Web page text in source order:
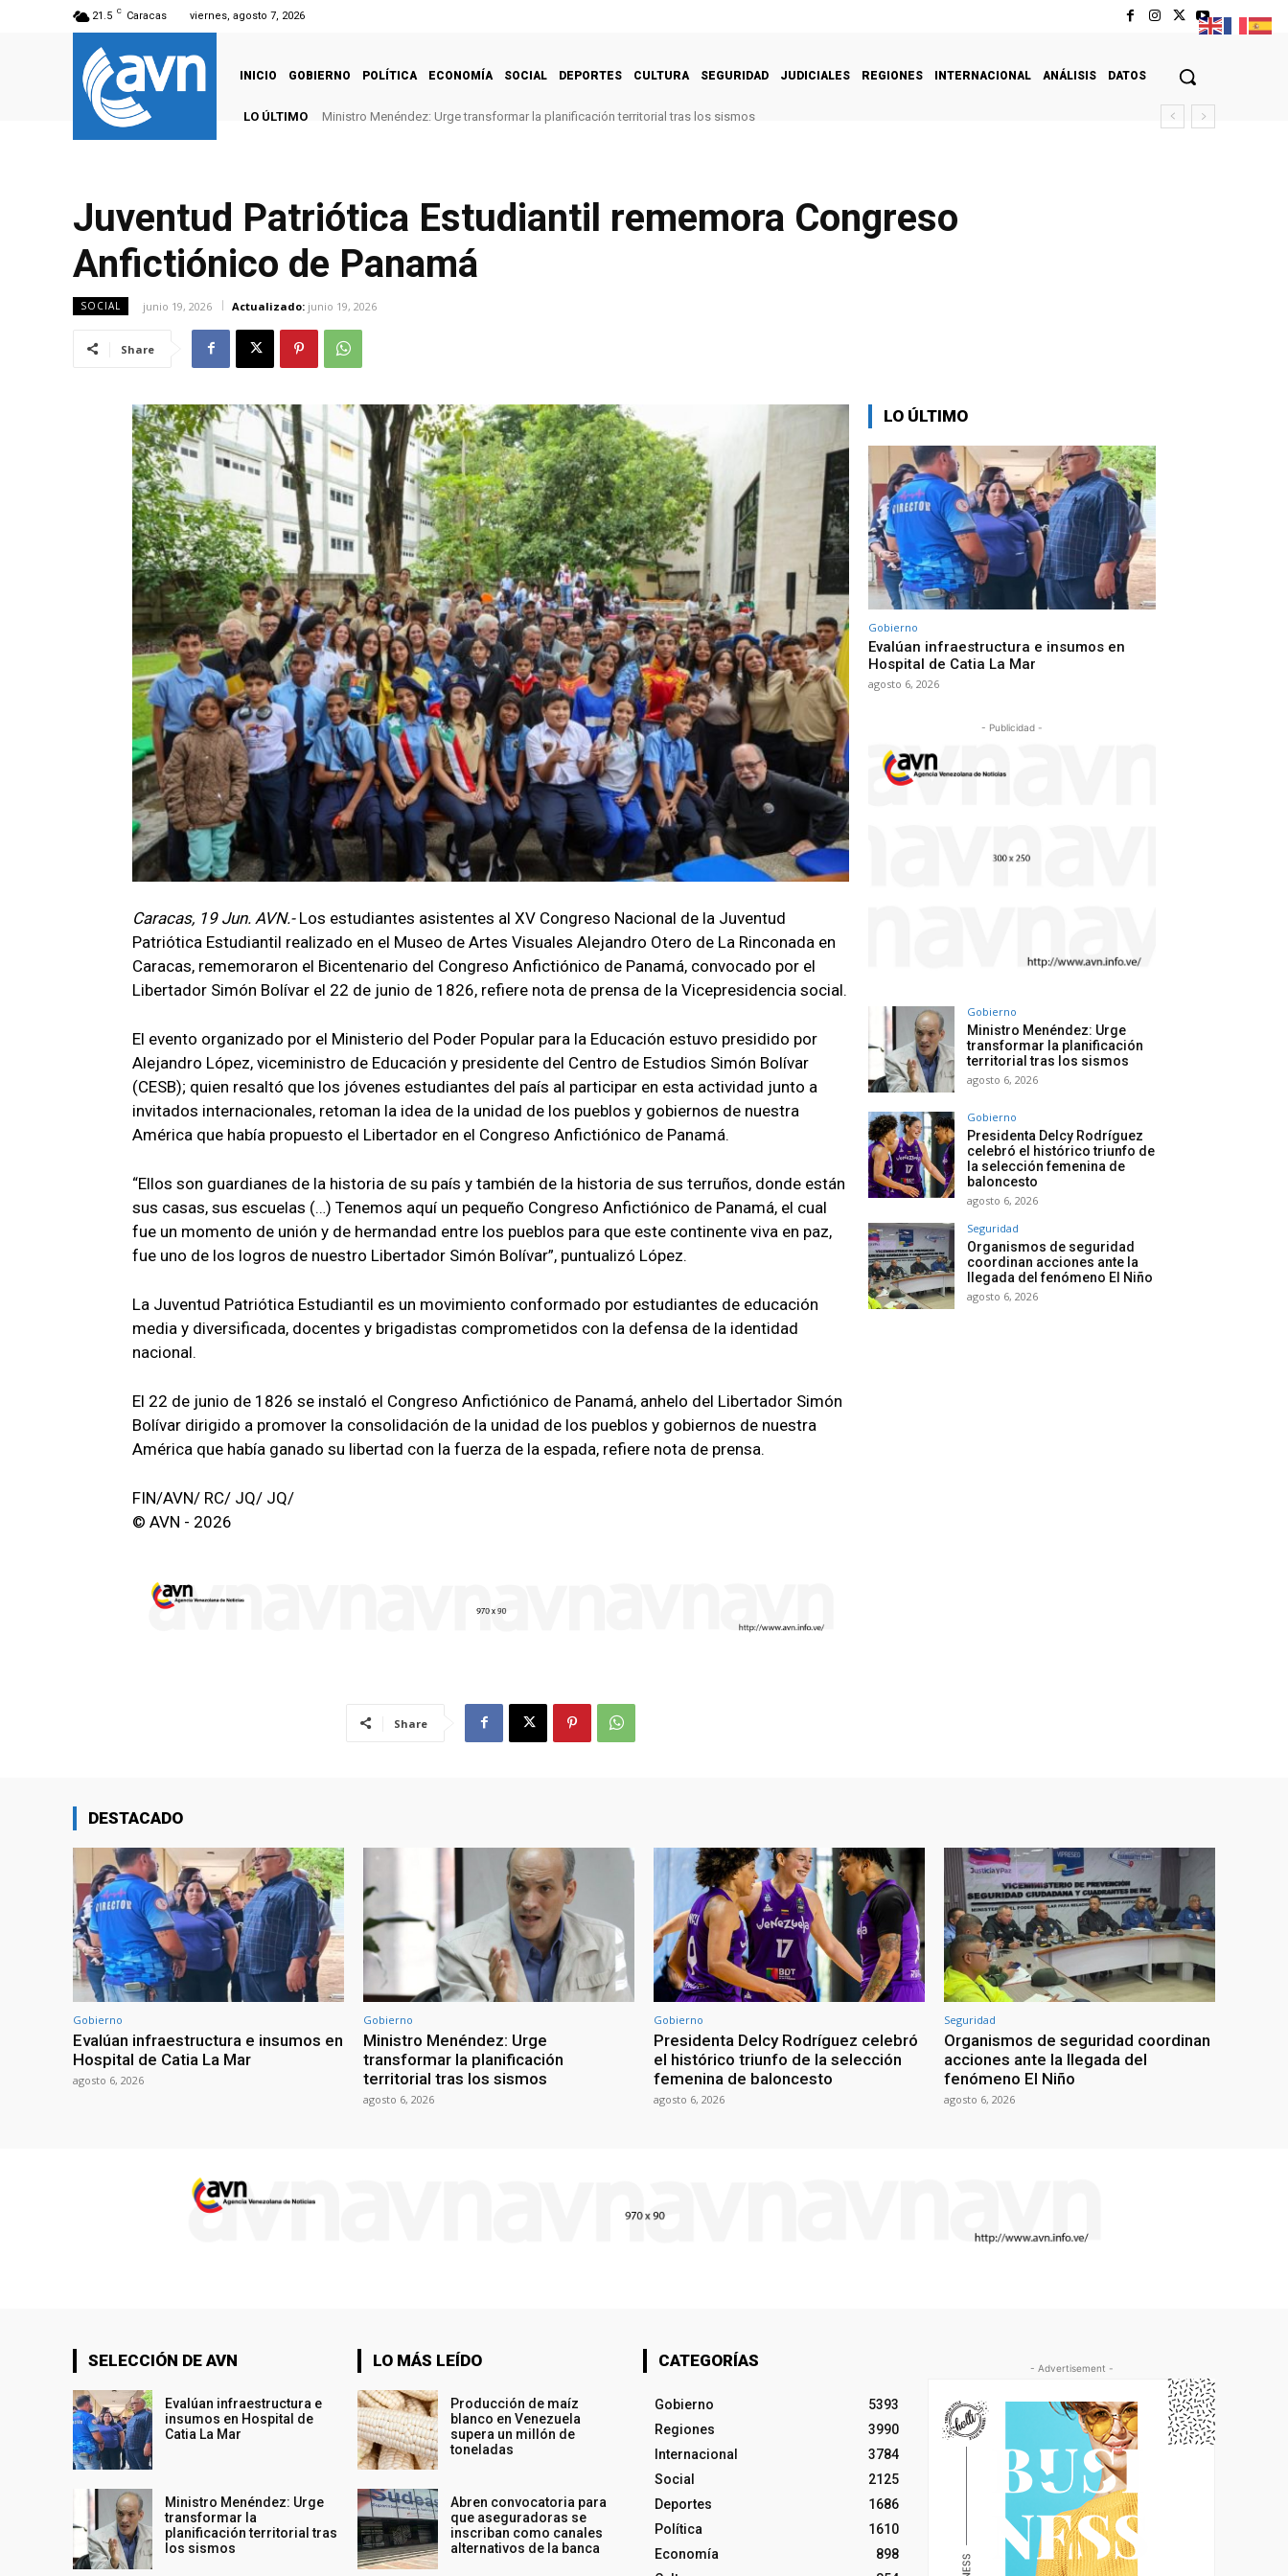
21.5 C Caracas viernes, agosto 7, 2026
INICIO GOBIERNO POLÍTICA ECONOMÍA SOCIAL DEPORTES CULTURA SEGURIDAD JUDICIALES REGIONES INTERNACIONAL ANÁLISIS DATOS
LO ÚLTIMO Ministro Menéndez: Urge transformar la planificación territorial tras los sismos
Juventud Patriótica Estudiantil rememora Congreso
Anfictiónico de Panamá
SOCIAL junio 19, 2026 Actualizado: junio 19, 2026
Share
Caracas, 19 Jun. AVN.- Los estudiantes asistentes al XV Congreso Nacional de la Juventud
Patriótica Estudiantil realizado en el Museo de Artes Visuales Alejandro Otero de La Rinconada en
Caracas, rememoraron el Bicentenario del Congreso Anfictiónico de Panamá, convocado por el
Libertador Simón Bolívar el 22 de junio de 1826, refiere nota de prensa de la Vicepresidencia social.
El evento organizado por el Ministerio del Poder Popular para la Educación estuvo presidido por
Alejandro López, viceministro de Educación y presidente del Centro de Estudios Simón Bolívar
(CESB); quien resaltó que los jóvenes estudiantes del país al participar en esta actividad junto a
invitados internacionales, retoman la idea de la unidad de los pueblos y gobiernos de nuestra
América que había propuesto el Libertador en el Congreso Anfictiónico de Panamá.
“Ellos son guardianes de la historia de su país y también de la historia de sus terruños, donde están
sus casas, sus escuelas (…) Tenemos aquí un pequeño Congreso Anfictiónico de Panamá, el cual
fue un momento de unión y de hermandad entre los pueblos para que este continente viva en paz,
fue uno de los logros de nuestro Libertador Simón Bolívar”, puntualizó López.
La Juventud Patriótica Estudiantil es un movimiento conformado por estudiantes de educación
media y diversificada, docentes y brigadistas comprometidos con la defensa de la identidad
nacional.
El 22 de junio de 1826 se instaló el Congreso Anfictiónico de Panamá, anhelo del Libertador Simón
Bolívar dirigido a promover la consolidación de la unidad de los pueblos y gobiernos de nuestra
América que había ganado su libertad con la fuerza de la espada, refiere nota de prensa.
FIN/AVN/ RC/ JQ/ JQ/
© AVN - 2026
Share
LO ÚLTIMO
Gobierno
Evalúan infraestructura e insumos en
Hospital de Catia La Mar
agosto 6, 2026
- Publicidad -
Gobierno
Ministro Menéndez: Urge
transformar la planificación
territorial tras los sismos
agosto 6, 2026
Gobierno
Presidenta Delcy Rodríguez
celebró el histórico triunfo de
la selección femenina de
baloncesto
agosto 6, 2026
Seguridad
Organismos de seguridad
coordinan acciones ante la
llegada del fenómeno El Niño
agosto 6, 2026
DESTACADO
Gobierno
Evalúan infraestructura e insumos en
Hospital de Catia La Mar
agosto 6, 2026
Gobierno
Ministro Menéndez: Urge
transformar la planificación
territorial tras los sismos
agosto 6, 2026
Gobierno
Presidenta Delcy Rodríguez celebró
el histórico triunfo de la selección
femenina de baloncesto
agosto 6, 2026
Seguridad
Organismos de seguridad coordinan
acciones ante la llegada del
fenómeno El Niño
agosto 6, 2026
SELECCIÓN DE AVN
Evalúan infraestructura e
insumos en Hospital de
Catia La Mar
Ministro Menéndez: Urge
transformar la
planificación territorial tras
los sismos
LO MÁS LEÍDO
Producción de maíz
blanco en Venezuela
supera un millón de
toneladas
Abren convocatoria para
que aseguradoras se
inscriban como canales
alternativos de la banca
CATEGORÍAS
Gobierno
5393
Regiones
3990
Internacional
3784
Social
2125
Deportes
1686
Política
1610
Economía
898
- Advertisement -